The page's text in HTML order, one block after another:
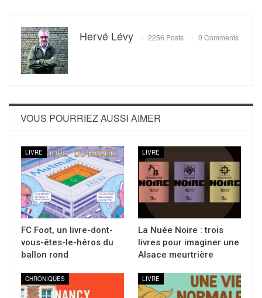
Hervé Lévy 2256 Posts 0 Comments
VOUS POURRIEZ AUSSI AIMER
LIVRE
FC Foot, un livre-dont-
vous-êtes-le-héros du
ballon rond
LIVRE
La Nuée Noire : trois
livres pour imaginer une
Alsace meurtrière
CHRONIQUES LIVRE